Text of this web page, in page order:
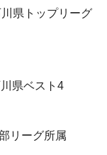
県トップリーグ
県ベスト4
リーグ所属